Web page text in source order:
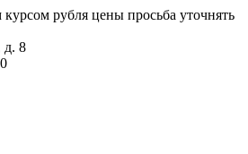
рубля цены просьба уточнять
д. 8